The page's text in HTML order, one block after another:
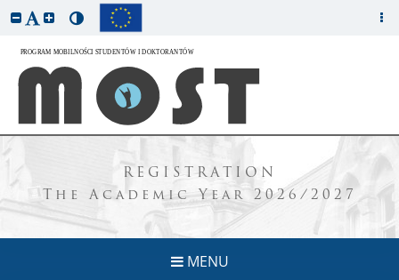
REGISTRATION
The Academic Year 2026/2027
MENU